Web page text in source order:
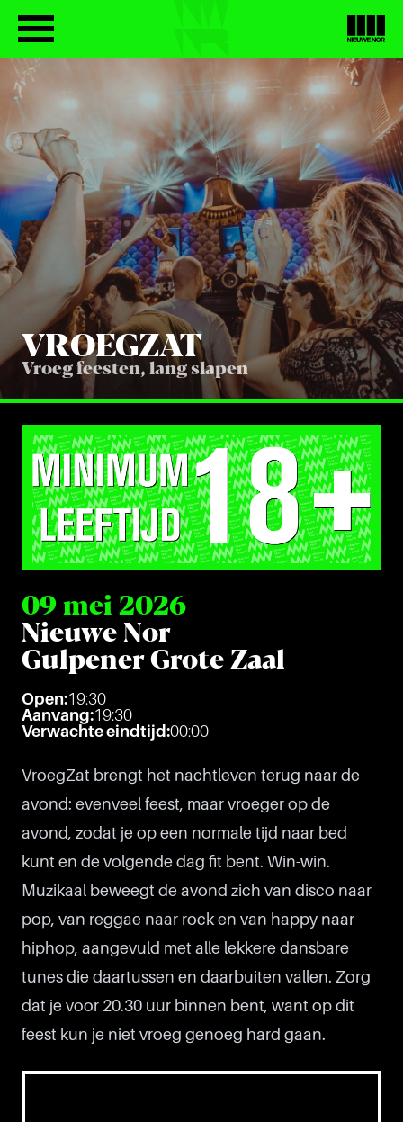
VROEG­ZAT
Vroeg feesten, lang slapen
09 mei 2026
Nieuwe Nor
Gulpener Grote Zaal
Open:19:30
Aanvang:19:30
Verwachte eindtijd:00:00
VroegZat brengt het nachtleven terug naar de
avond: evenveel feest, maar vroeger op de
avond, zodat je op een normale tijd naar bed
kunt en de volgende dag fit bent. Win-win.
Muzikaal beweegt de avond zich van disco naar
pop, van reggae naar rock en van happy naar
hiphop, aangevuld met alle lekkere dansbare
tunes die daartussen en daarbuiten vallen. Zorg
dat je voor 20.30 uur binnen bent, want op dit
feest kun je niet vroeg genoeg hard gaan.